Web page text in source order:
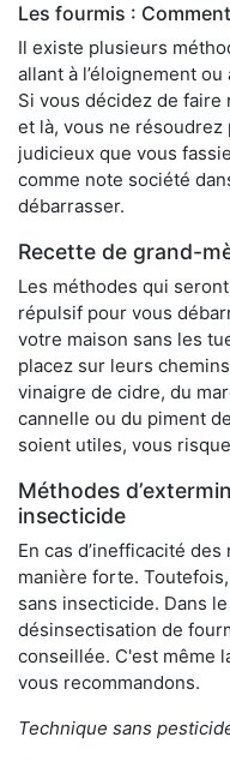
Les fourmis :
Il existe plusieurs
allant à l’éloignement
Si vous décidez de
et là, vous ne résoudrez
judicieux que vous
comme note société
débarrasser.
Recette de grand-
Les méthodes qui
répulsif pour vous
votre maison sans les
placez sur leurs
vinaigre de cidre, du
cannelle ou du piment
soient utiles, vous
Méthodes
insecticide
En cas d’inefficacité
manière forte.
sans insecticide. Dans
désinsectisation de
conseillée. C'est même
vous recommandons.
Technique sans